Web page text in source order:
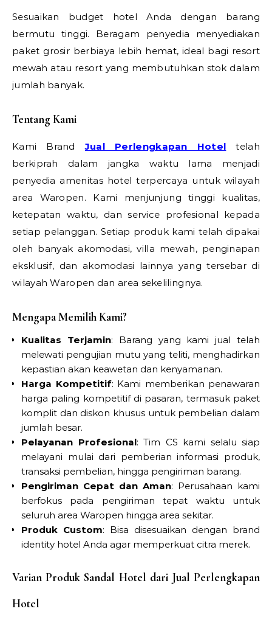
Sesuaikan budget hotel Anda dengan barang
bermutu tinggi. Beragam penyedia menyediakan
paket grosir berbiaya lebih hemat, ideal bagi resort
mewah atau resort yang membutuhkan stok dalam
jumlah banyak.
Tentang Kami
Kami BrandJual Perlengkapan Hotel telah
berkiprah dalam jangka waktu lama menjadi
penyedia amenitas hotel terpercaya untuk wilayah
area Waropen. Kami menjunjung tinggi kualitas,
ketepatan waktu, dan service profesional kepada
setiap pelanggan. Setiap produk kami telah dipakai
oleh banyak akomodasi, villa mewah, penginapan
eksklusif, dan akomodasi lainnya yang tersebar di
wilayah Waropen dan area sekelilingnya.
Mengapa Memilih Kami?
Kualitas Terjamin: Barang yang kami jual telah
melewati pengujian mutu yang teliti, menghadirkan
kepastian akan keawetan dan kenyamanan.
Harga Kompetitif: Kami memberikan penawaran
harga paling kompetitif di pasaran, termasuk paket
komplit dan diskon khusus untuk pembelian dalam
jumlah besar.
Pelayanan Profesional: Tim CS kami selalu siap
melayani mulai dari pemberian informasi produk,
transaksi pembelian, hingga pengiriman barang.
Pengiriman Cepat dan Aman: Perusahaan kami
berfokus pada pengiriman tepat waktu untuk
seluruh area Waropen hingga area sekitar.
Produk Custom: Bisa disesuaikan dengan brand
identity hotel Anda agar memperkuat citra merek.
Varian Produk Sandal Hotel dari Jual Perlengkapan
Hotel